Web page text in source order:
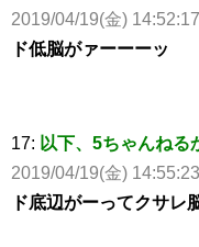
2019/04/19(金)
ド低脳がァーーーッ
17: 以下、5ちゃんねる
2019/04/19(金)
ド底辺がーってクサレ